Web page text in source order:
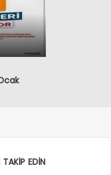
TAKİP EDİN